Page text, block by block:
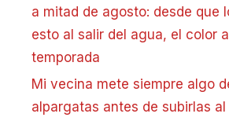
a mitad de agosto: desde que
esto al salir del agua, el color
temporada
Mi vecina mete siempre algo
alpargatas antes de subirlas